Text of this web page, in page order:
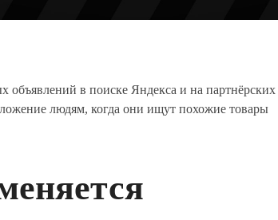
в поиске Яндекса и на партнёрских
людям, когда они ищут похожие товары